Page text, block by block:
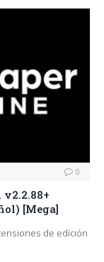
0
[Mega]
de edición